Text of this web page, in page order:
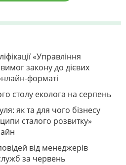
«Управління
закону до дієвих
форматі
столу еколога на серпень
як та для чого бізнесу
сталого розвитку»
від менеджерів
за червень